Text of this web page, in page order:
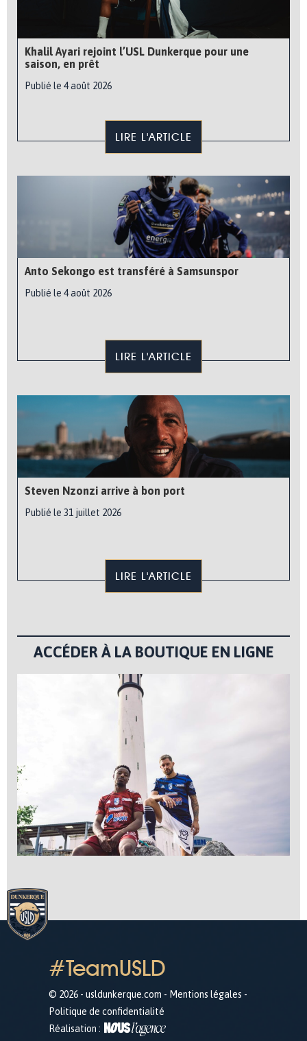
Khalil Ayari rejoint l’USL Dunkerque pour une
saison, en prêt
Publié le 4 août 2026
LIRE L'ARTICLE
Anto Sekongo est transféré à Samsunspor
Publié le 4 août 2026
LIRE L'ARTICLE
Steven Nzonzi arrive à bon port
Publié le 31 juillet 2026
LIRE L'ARTICLE
ACCÉDER À LA BOUTIQUE EN LIGNE
#TeamUSLD
© 2026 - usldunkerque.com - Mentions légales -
Politique de confidentialité
Réalisation :